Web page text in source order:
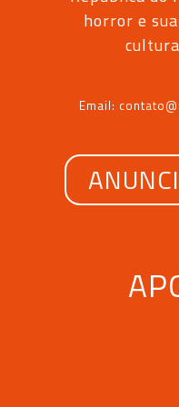
horror e
Email: